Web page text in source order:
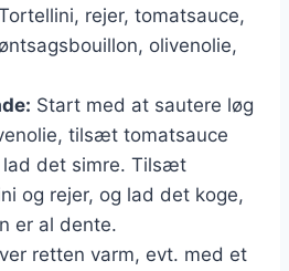
rejer, tomatsauce,
olivenolie,
Start med at sautere løg
tilsæt tomatsauce
lad det simre. Tilsæt
og rejer, og lad det koge,
er al dente.
retten varm, evt. med et